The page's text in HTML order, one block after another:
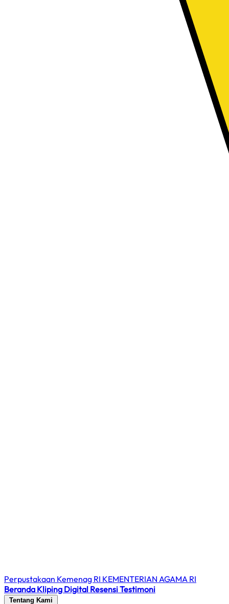
Perpustakaan Kemenag RI KEMENTERIAN AGAMA RI
Beranda Kliping Digital ResensiTestimoni
Tentang Kami